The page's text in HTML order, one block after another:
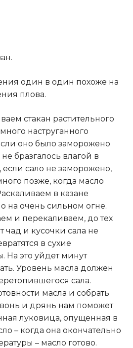
один в один похоже на
плова.
стакан растительного
наструганного
оно было заморожено
бразгалось влагой в
если сало не заморожено,
позже, когда масло
в казане
на очень сильном огне.
и перекаливаем, до тех
чад и кусочки сала не
в сухие
На это уйдет минут
Уровень масла должен
сала.
масла и собрать
и дрянь нам поможет
луковица, опущенная в
– когда она окончательно
– масло готово.